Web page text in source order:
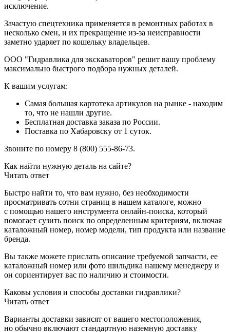
исключение.
Зачастую спецтехника применяется в ремонтных работах в
несколько смен, и их прекращение из-за неисправности
заметно ударяет по кошельку владельцев.
ООО "Гидравлика для экскаваторов" решит вашу проблему
максимально быстрого подбора нужных деталей.
К вашим услугам:
Самая большая картотека артикулов на рынке - находим
то, что не нашли другие.
Бесплатная доставка заказа по России.
Поставка по Хабаровску от 1 суток.
Звоните по номеру 8 (800) 555-86-73.
Как найти нужную деталь на сайте?
Читать ответ
Быстро найти то, что вам нужно, без необходимости
просматривать сотни страниц в нашем каталоге, можно
с помощью нашего инструмента онлайн-поиска, который
помогает сузить поиск по определенным критериям, включая
каталожный номер, номер модели, тип продукта или название
бренда.
Вы также можете прислать описание требуемой запчасти, ее
каталожный номер или фото шильдика нашему менеджеру и
он сориентирует вас по наличию и стоимости.
Каковы условия и способы доставки гидравлики?
Читать ответ
Варианты доставки зависят от вашего местоположения,
но обычно включают стандартную наземную доставку